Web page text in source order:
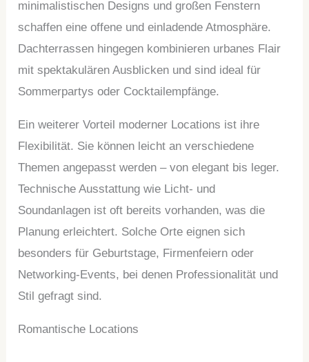
minimalistischen Designs und großen Fenstern
schaffen eine offene und einladende Atmosphäre.
Dachterrassen hingegen kombinieren urbanes Flair
mit spektakulären Ausblicken und sind ideal für
Sommerpartys oder Cocktailempfänge.
Ein weiterer Vorteil moderner Locations ist ihre
Flexibilität. Sie können leicht an verschiedene
Themen angepasst werden – von elegant bis leger.
Technische Ausstattung wie Licht- und
Soundanlagen ist oft bereits vorhanden, was die
Planung erleichtert. Solche Orte eignen sich
besonders für Geburtstage, Firmenfeiern oder
Networking-Events, bei denen Professionalität und
Stil gefragt sind.
Romantische Locations